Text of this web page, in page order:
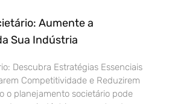
Aumente a
Sua Indústria
Descubra Estratégias Essenciais
Competitividade e Reduzirem
o planejamento societário pode